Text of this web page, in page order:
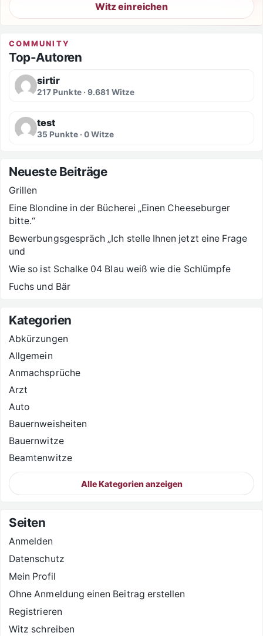
Witz einreichen
COMMUNITY
Top-Autoren
sirtir
217 Punkte · 9.681 Witze
test
35 Punkte · 0 Witze
Neueste Beiträge
Grillen
Eine Blondine in der Bücherei „Einen Cheeseburger
bitte.“
Bewerbungsgespräch „Ich stelle Ihnen jetzt eine Frage
und
Wie so ist Schalke 04 Blau weiß wie die Schlümpfe
Fuchs und Bär
Kategorien
Abkürzungen
Allgemein
Anmachsprüche
Arzt
Auto
Bauernweisheiten
Bauernwitze
Beamtenwitze
Alle Kategorien anzeigen
Seiten
Anmelden
Datenschutz
Mein Profil
Ohne Anmeldung einen Beitrag erstellen
Registrieren
Witz schreiben